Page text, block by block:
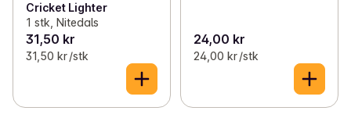
Cricket Lighter
1 stk, Nitedals
31,50 kr
31,50 kr /stk
24,00 kr
24,00 kr /stk